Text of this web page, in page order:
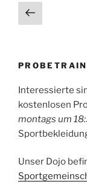
derSeite
Interessierte
kostenlosen
montags um
Unser Dojo